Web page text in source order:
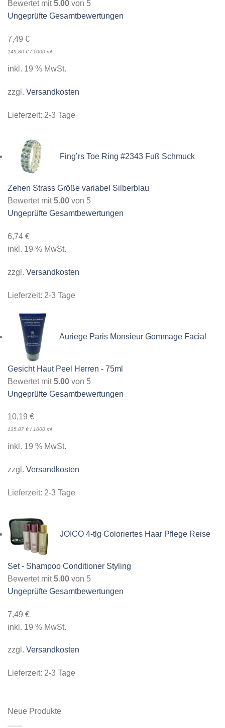
Bewertet mit5.00 von 5
Ungeprüfte Gesamtbewertungen
7,49 €
149,80 € / 1000 ml
inkl. 19 % MwSt.
zzgl. Versandkosten
Lieferzeit: 2-3 Tage
Fing’rs Toe Ring #2343 Fuß Schmuck
Zehen Strass Größe variabel Silberblau
Bewertet mit5.00 von 5
Ungeprüfte Gesamtbewertungen
6,74 €
inkl. 19 % MwSt.
zzgl. Versandkosten
Lieferzeit: 2-3 Tage
Auriege Paris Monsieur Gommage Facial
Gesicht Haut Peel Herren - 75ml
Bewertet mit5.00 von 5
Ungeprüfte Gesamtbewertungen
10,19 €
135,87 €/1000 ml
inkl. 19 % MwSt.
zzgl. Versandkosten
Lieferzeit: 2-3 Tage
JOICO 4-tlg Coloriertes Haar Pflege Reise
Set - Shampoo Conditioner Styling
Bewertet mit5.00 von 5
Ungeprüfte Gesamtbewertungen
7,49 €
inkl. 19 % MwSt.
zzgl. Versandkosten
Lieferzeit: 2-3 Tage
Neue Produkte